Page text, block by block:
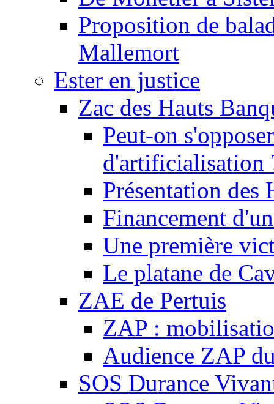
Proposition de
Mallemort
Ester en justice
Zac des Hauts
Peut-on
d'artificialisation
Présentation des
Financement
Une première
Le platane de
ZAE de Pertuis
ZAP :
Audience ZAP
SOS Durance